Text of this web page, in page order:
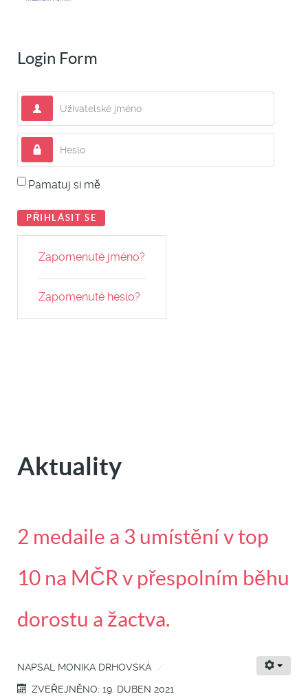
Login Form
Uživatelské jméno
Heslo
Pamatuj si mě
PŘIHLÁSIT SE
Zapomenuté jméno?
Zapomenuté heslo?
Aktuality
2 medaile a 3 umístění v top
10 na MČR v přespolním běhu
dorostu a žactva.
NAPSAL MONIKA DRHOVSKÁ
ZVEŘEJNĚNO: 19. DUBEN 2021